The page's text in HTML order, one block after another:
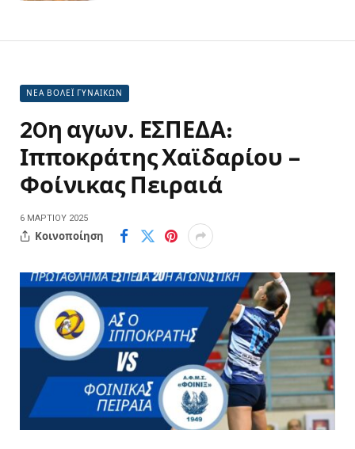
ΝΕΑ ΒΟΛΕΪ ΓΥΝΑΙΚΩΝ
20η αγων. ΕΣΠΕΔΑ:
Ιπποκράτης Χαϊδαρίου –
Φοίνικας Πειραιά
6 ΜΑΡΤΊΟΥ 2025
Κοινοποίηση